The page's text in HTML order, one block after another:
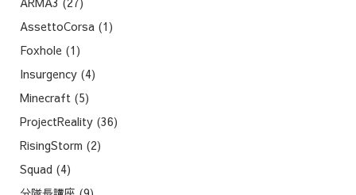
AssettoCorsa (1)
Foxhole (1)
Insurgency (4)
Minecraft (5)
ProjectReality (36)
RisingStorm (2)
Squad (4)